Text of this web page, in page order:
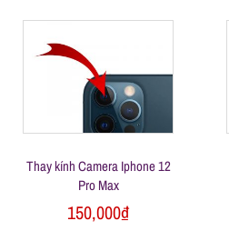
n
Thay kính Camera Iphone 12
Pro Max
150,000₫